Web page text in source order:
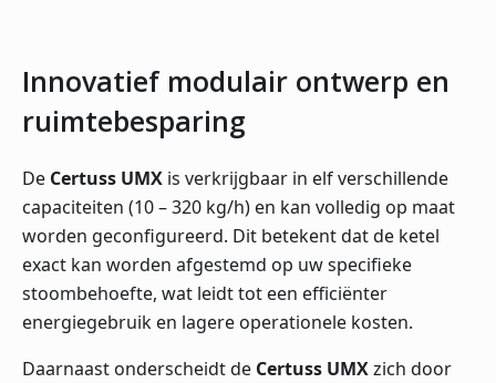
Innovatief modulair ontwerp en
ruimtebesparing
De Certuss UMX is verkrijgbaar in elf verschillende
capaciteiten (10 – 320 kg/h) en kan volledig op maat
worden geconfigureerd. Dit betekent dat de ketel
exact kan worden afgestemd op uw specifieke
stoombehoefte, wat leidt tot een efficiënter
energiegebruik en lagere operationele kosten.
Daarnaast onderscheidt de Certuss UMXzich door